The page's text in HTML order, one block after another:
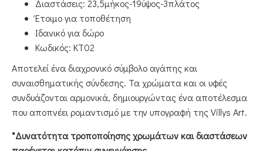
Διαστάσεις: 23,5μήκος-19ύψος-3πλάτος
Έτοιμο για τοποθέτηση
Ιδανικό για δώρο
Κωδικός: KΤ02
Αποτελεί ένα διαχρονικό σύμβολο αγάπης και
συναισθηματικής σύνδεσης. Τα χρώματα και οι υφές
συνδυάζονται αρμονικά, δημιουργώντας ένα αποτέλεσμα
που αποπνέει ρομαντισμό με την υπογραφή της Villys Art.
*Δυνατότητα τροποποίησης χρωμάτων και διαστάσεων